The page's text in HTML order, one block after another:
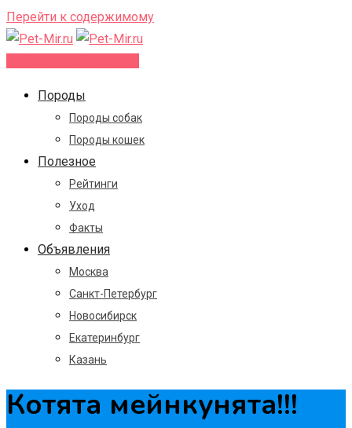
Перейти к содержимому
Породы
Породы собак
Породы кошек
Полезное
Рейтинги
Уход
Факты
Объявления
Москва
Санкт-Петербург
Новосибирск
Екатеринбург
Казань
Котята мейнкунята!!!